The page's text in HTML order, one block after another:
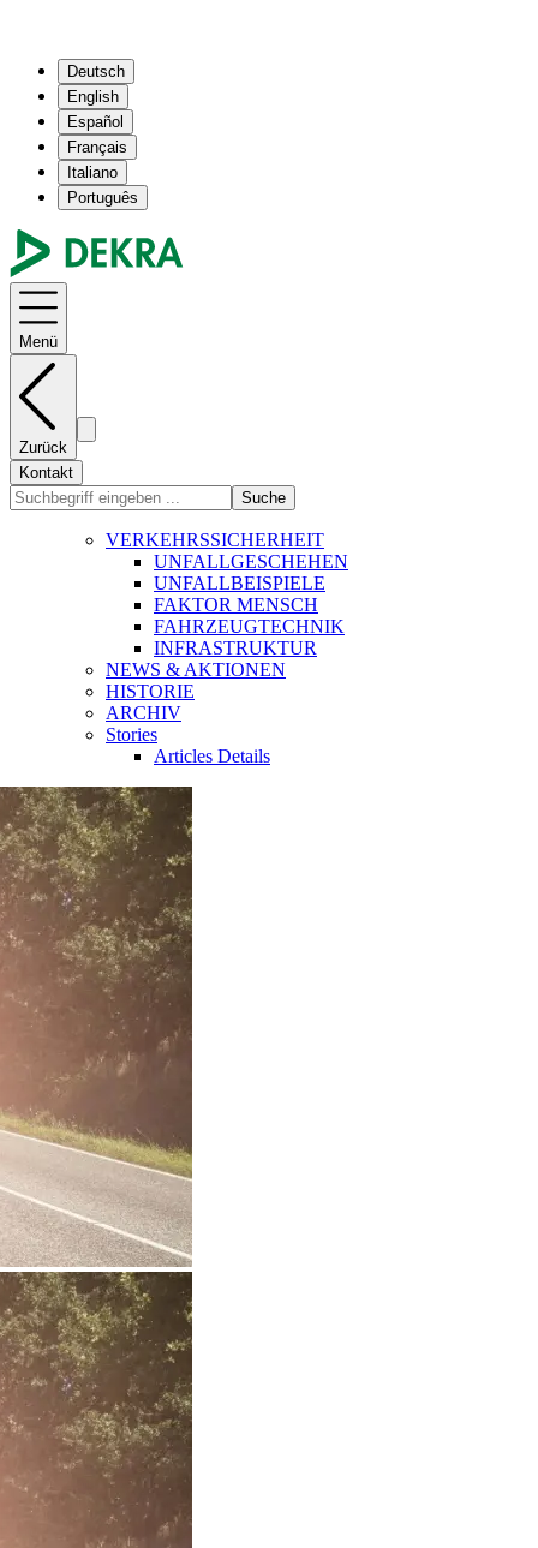
Deutsch
English
Español
Français
Italiano
Português
Menü
Zurück
Kontakt
Suche
VERKEHRSSICHERHEIT
UNFALLGESCHEHEN
UNFALLBEISPIELE
FAKTOR MENSCH
FAHRZEUGTECHNIK
INFRASTRUKTUR
NEWS & AKTIONEN
HISTORIE
ARCHIV
Stories
Articles Details